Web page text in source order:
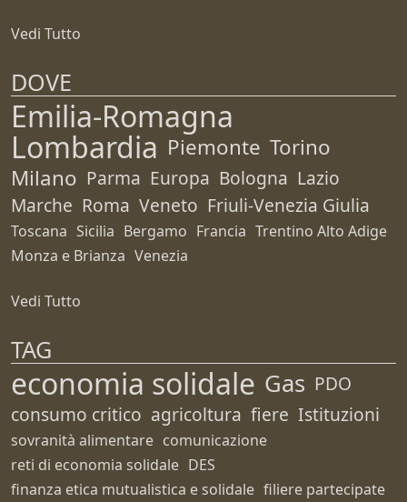
Vedi Tutto
DOVE
Emilia-Romagna
Lombardia Piemonte Torino
Milano Parma Europa Bologna Lazio
Marche Roma Veneto Friuli-Venezia Giulia
Toscana Sicilia Bergamo Francia Trentino Alto Adige
Monza e Brianza Venezia
Vedi Tutto
TAG
economia solidale Gas PDO
consumo critico agricoltura fiere Istituzioni
sovranità alimentare comunicazione
reti di economia solidale DES
finanza etica mutualistica e solidale filiere partecipate